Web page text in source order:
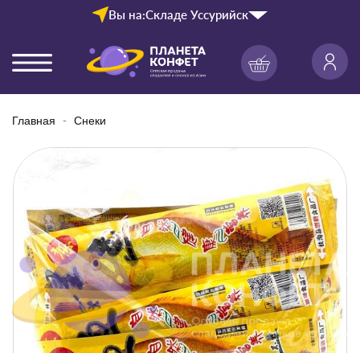
Вы на:Складе Уссурийск
Главная Снеки